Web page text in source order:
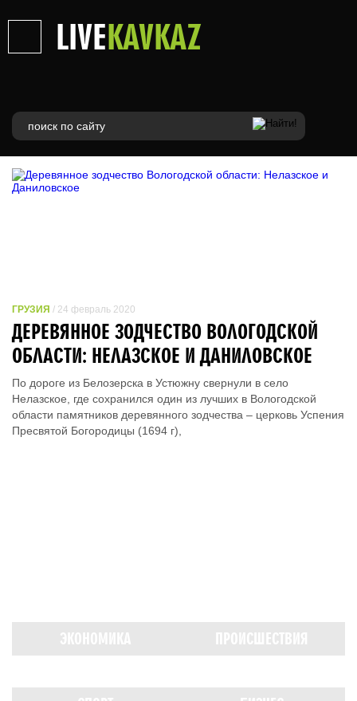
LIVEKAVKAZ
ГРУЗИЯ / 24 февраль 2020
ДЕРЕВЯННОЕ ЗОДЧЕСТВО ВОЛОГОДСКОЙ
ОБЛАСТИ: НЕЛАЗСКОЕ И ДАНИЛОВСКОЕ
По дороге из Белозерска в Устюжну свернули в село
Нелазское, где сохранился один из лучших в Вологодской
области памятников деревянного зодчества – церковь Успения
Пресвятой Богородицы (1694 г),